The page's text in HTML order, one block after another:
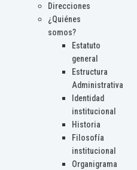
Direcciones
¿Quiénes
somos?
Estatuto
general
Estructura
Administrativa
Identidad
institucional
Historia
Filosofía
institucional
Organigrama